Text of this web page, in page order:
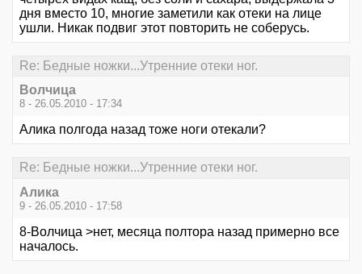
дня вместо 10, многие заметили как отеки на лице
ушли. Никак подвиг этот повторить не соберусь.
Re: Бедные ножки...Утренние отеки ног.
Волчица
8 - 26.05.2010 - 17:34
Алика полгода назад тоже ноги отекали?
Re: Бедные ножки...Утренние отеки ног.
Алика
9 - 26.05.2010 - 17:58
8-Волчица >нет, месяца полтора назад примерно все
началось.